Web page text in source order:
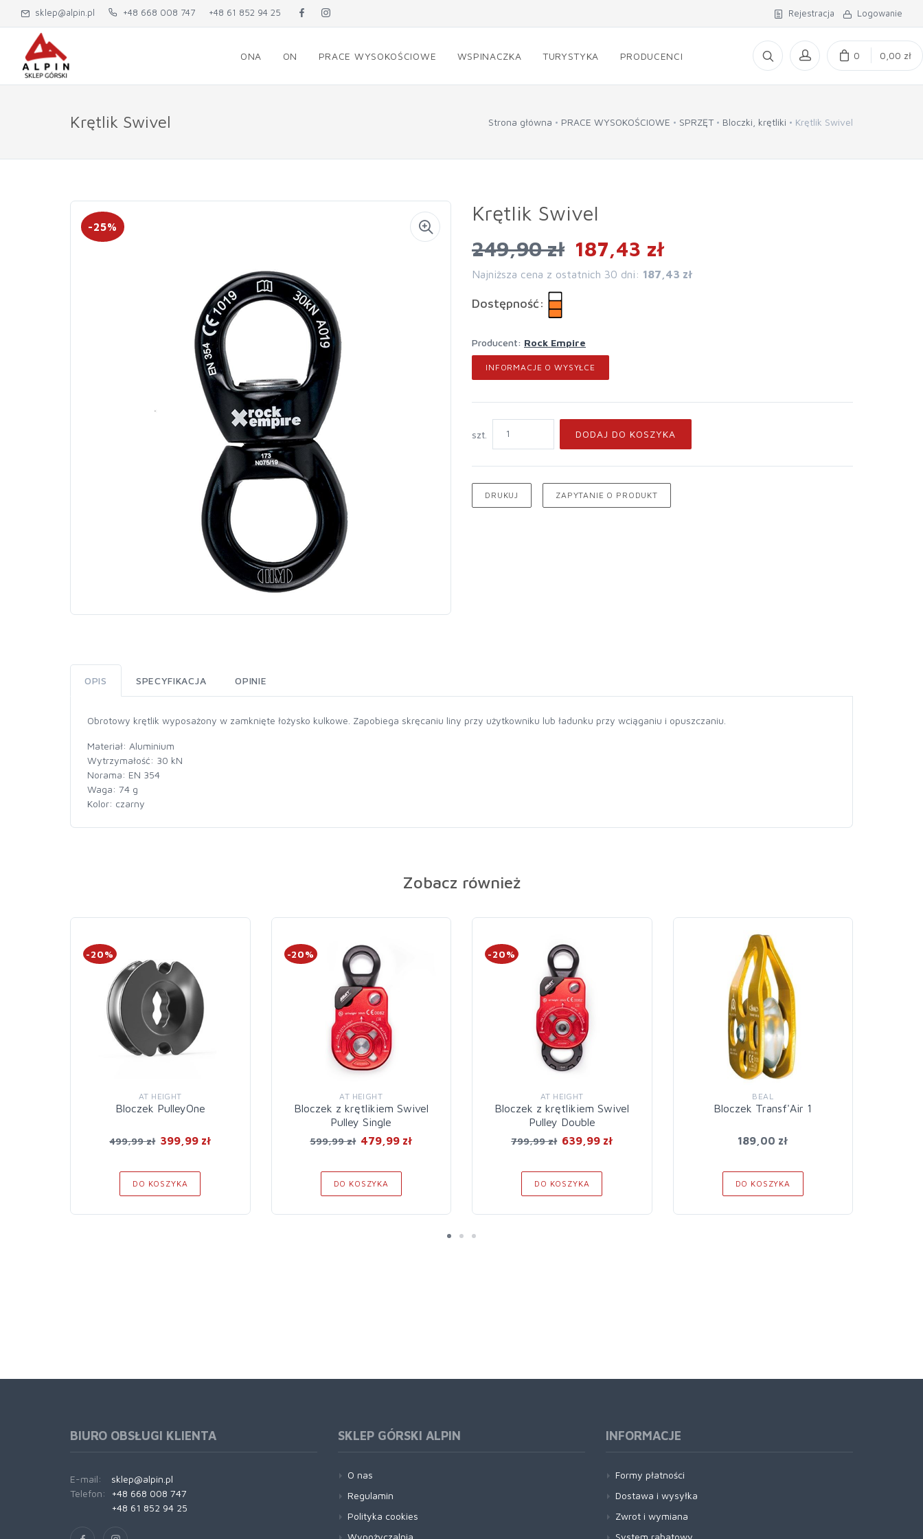
sklep@alpin.pl +48 668 008 747 +48 61 852 94 25 Rejestracja Logowanie
ONA ON PRACE WYSOKOŚCIOWE WSPINACZKA TURYSTYKA PRODUCENCI 0 0,00 zł
Krętlik Swivel Strona główna PRACE WYSOKOŚCIOWE SPRZĘT Bloczki, krętliki Krętlik Swivel
-25%
Krętlik Swivel
249,90 zł 187,43 zł
Najniższa cena z ostatnich 30 dni: 187,43 zł
Dostępność:
Producent: Rock Empire
INFORMACJE O WYSYŁCE
szt. DODAJ DO KOSZYKA
DRUKUJ ZAPYTANIE O PRODUKT
OPIS SPECYFIKACJA OPINIE
Obrotowy krętlik wyposażony w zamknięte łożysko kulkowe. Zapobiega skręcaniu liny przy użytkowniku lub ładunku przy wciąganiu i opuszczaniu.
Materiał: Aluminium
Wytrzymałość: 30 kN
Norama: EN 354
Waga: 74 g
Kolor: czarny
Zobacz również
-20%
AT HEIGHT
Bloczek PulleyOne
499,99 zł 399,99 zł
DO KOSZYKA
-20%
AT HEIGHT
Bloczek z krętlikiem Swivel
Pulley Single
599,99 zł 479,99 zł
DO KOSZYKA
-20%
AT HEIGHT
Bloczek z krętlikiem Swivel
Pulley Double
799,99 zł 639,99 zł
DO KOSZYKA
BEAL
Bloczek Transf'Air 1
189,00 zł
DO KOSZYKA
BIURO OBSŁUGI KLIENTA
E-mail:
sklep@alpin.pl
Telefon:
+48 668 008 747
+48 61 852 94 25
SKLEP GÓRSKI ALPIN
O nas
Regulamin
Polityka cookies
Wypożyczalnia
INFORMACJE
Formy płatności
Dostawa i wysyłka
Zwrot i wymiana
System rabatowy